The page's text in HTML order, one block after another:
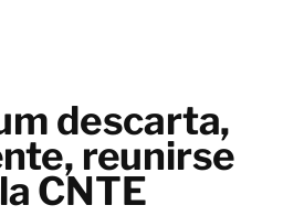
descarta,
reunirse
CNTE